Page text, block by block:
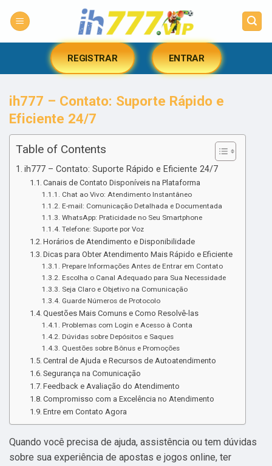
REGISTRAR ENTRAR
ih777 – Contato: Suporte Rápido e
Eficiente 24/7
Table of Contents
ih777 – Contato: Suporte Rápido e Eficiente 24/7
Canais de Contato Disponíveis na Plataforma
Chat ao Vivo: Atendimento Instantâneo
E-mail: Comunicação Detalhada e Documentada
WhatsApp: Praticidade no Seu Smartphone
Telefone: Suporte por Voz
Horários de Atendimento e Disponibilidade
Dicas para Obter Atendimento Mais Rápido e Eficiente
Prepare Informações Antes de Entrar em Contato
Escolha o Canal Adequado para Sua Necessidade
Seja Claro e Objetivo na Comunicação
Guarde Números de Protocolo
Questões Mais Comuns e Como Resolvê-las
Problemas com Login e Acesso à Conta
Dúvidas sobre Depósitos e Saques
Questões sobre Bônus e Promoções
Central de Ajuda e Recursos de Autoatendimento
Segurança na Comunicação
Feedback e Avaliação do Atendimento
Compromisso com a Excelência no Atendimento
Entre em Contato Agora
Quando você precisa de ajuda, assistência ou tem dúvidas
sobre sua experiência de apostas e jogos online, ter